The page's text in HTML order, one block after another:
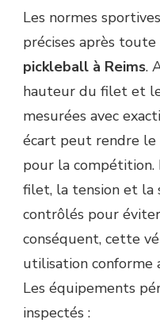
Les normes
précises après toute
pickleball à Reims.
hauteur du filet et
mesurées avec
écart peut rendre
pour la compétition.
filet, la tension et la
contrôlés pour
conséquent, cette
utilisation conforme
Les équipements
inspectés :